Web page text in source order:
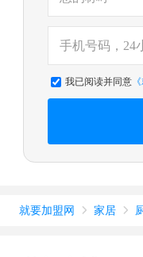
我已阅读并同意《
就要加盟网  家居 